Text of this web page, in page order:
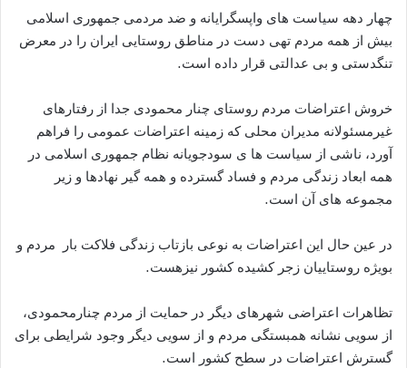
چهار دهه سیاست های واپسگرایانه و ضد مردمی جمهوری اسلامی
بیش از همه مردم تهی دست در مناطق روستایی ایران را در معرض
تنگدستی و بی عدالتی قرار داده است.
خروش اعتراضات مردم روستای چنار محمودی جدا از رفتارهای
غیرمسئولانه مدیران محلی که زمینه اعتراضات عمومی را فراهم
آورد، ناشی از سیاست ها ی سودجویانه نظام جمهوری اسلامی در
همه ابعاد زندگی مردم و فساد گسترده و همه گیر نهادها و زیر
مجموعه های آن است.
در عین حال این اعتراضات به نوعی بازتاب زندگی فلاکت بار مردم و
بویژه روستاییان زجر کشیده کشور نیزهست.
تظاهرات اعتراضی شهرهای دیگر در حمایت از مردم چنارمحمودی،
از سویی نشانه همبستگی مردم و از سویی دیگر وجود شرایطی برای
گسترش اعتراضات در سطح کشور است.